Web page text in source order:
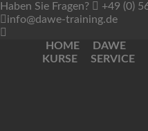
Haben Sie Fragen?
+49 (0)
info@dawe-training.de
HOME DAWE
KURSE
SERVICE